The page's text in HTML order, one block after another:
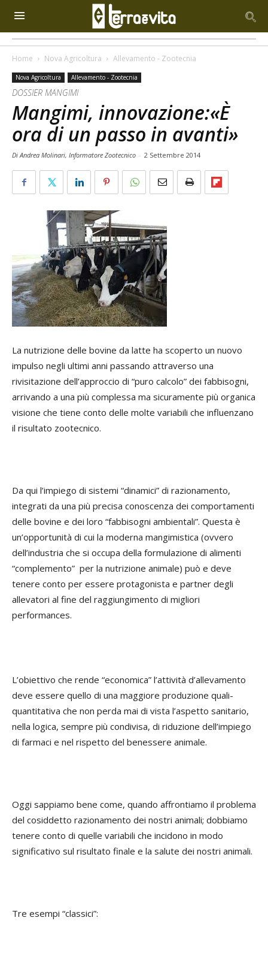
Home Nova Agricoltura Allevamento - Zootecnia
Nova Agricoltura Allevamento - Zootecnia
DOSSIER MANGIMI
Mangimi, innovazione:«È
ora di un passo in avanti»
Di Andrea Molinari, Informatore Zootecnico - 2 Settembre 2014
La nutrizione delle bovine da latte ha scoperto un nuovo
impulso negli ultimi anni passando attraverso una
rivisitazione dell’approccio di “puro calcolo” dei fabbisogni,
arrivando a una più complessa ma sicuramente più organica
visione che tiene conto delle molte variabili che influenzano
il risultato zootecnico.
Da qui l’impiego di sistemi “dinamici” di razionamento,
integrati da una più precisa conoscenza dei comportamenti
delle bovine e dei loro “fabbisogni ambientali”. Questa è
un’opportunità di cui la moderna mangimistica (ovvero
dell’industria che si occupa della formulazione di alimenti
“complemento” per la nutrizione animale) può e deve
tenere conto per essere protagonista e partner degli
allevatori al fine del raggiungimento di migliori
performances.
L’obiettivo che rende “economica” l’attività d’allevamento
deve essere quello di una maggiore produzione quali-
quantitativa che non perda mai di vista l’aspetto sanitario,
nella logica, sempre più condivisa, di riduzione dell’impiego
di farmaci e nel rispetto del benessere animale.
Oggi sappiamo bene come, quando affrontiamo il problema
del cosiddetto razionamento dei nostri animali; dobbiamo
tenere conto di quelle variabili che incidono in modo
significativo sul risultato finale e la salute dei nostri animali.
Tre esempi “classici”: